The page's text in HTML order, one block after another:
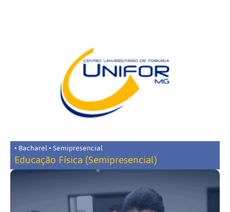
• Bacharel • Semipresencial
Educação Física (Semipresencial)